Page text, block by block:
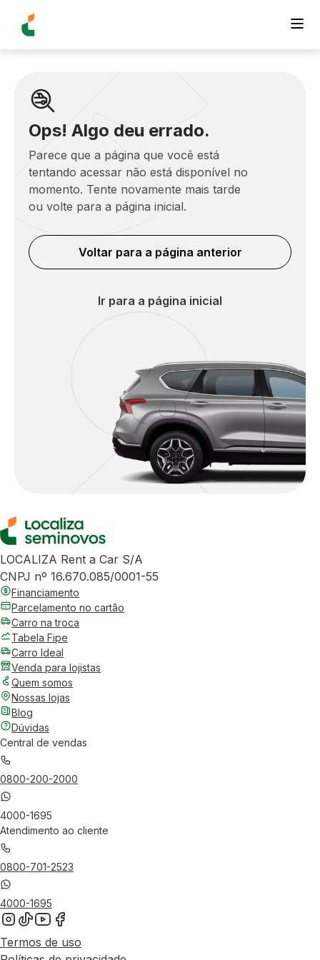
Ops! Algo deu errado.
Parece que a página que você está
tentando acessar não está disponível no
momento. Tente novamente mais tarde
ou volte para a página inicial.
Voltar para a página anterior
Ir para a página inicial
LOCALIZA Rent a Car S/A
CNPJ nº 16.670.085/0001-55
Financiamento
Parcelamento no cartão
Carro na troca
Tabela Fipe
Carro Ideal
Venda para lojistas
Quem somos
Nossas lojas
Blog
Dúvidas
Central de vendas
0800-200-2000
4000-1695
Atendimento ao cliente
0800-701-2523
4000-1695
Termos de uso